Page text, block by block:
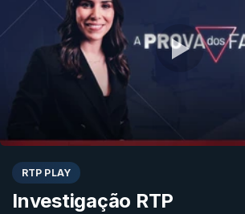
RTP PLAY
Investigação RTP